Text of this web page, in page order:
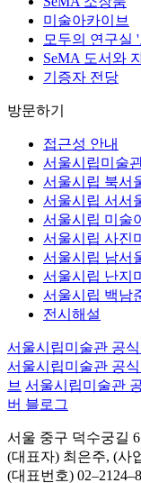
SeMA 소장품
미술아카이브
모두의 연구실 '
SeMA 도서와 자
접근성 안내
서울시립미술
서울시립 북서
서울시립 서서
서울시립 미술
서울시립 사진
서울시립 남서
서울시립 난지
서울시립 백남
서울시립미술관 공
서울시립미술관 공
브 서울시립미술관
서울 중구 덕수궁길
(대표자) 최은주, (사